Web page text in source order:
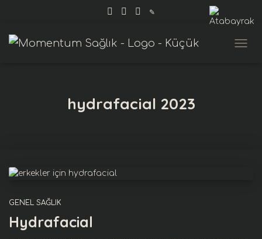
✎
hydrafacial 2023
GENEL SAĞLIK
Hydrafacial